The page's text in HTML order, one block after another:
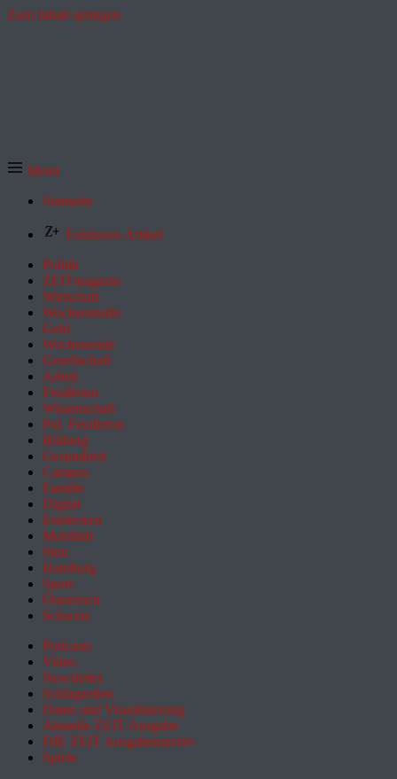
Zum Inhalt springen
Menü
Startseite
Exklusive Artikel
Politik
ZEITmagazin
Wirtschaft
Wochenmarkt
Geld
Wochenende
Gesellschaft
Arbeit
Feuilleton
Wissenschaft
Pol. Feuilleton
Bildung
Gesundheit
Campus
Familie
Digital
Entdecken
Mobilität
Sinn
Hamburg
Sport
Österreich
Schweiz
Podcasts
Video
Newsletter
Schlagzeilen
Daten und Visualisierung
Aktuelle ZEIT-Ausgabe
DIE ZEIT Ausgabenarchiv
Spiele